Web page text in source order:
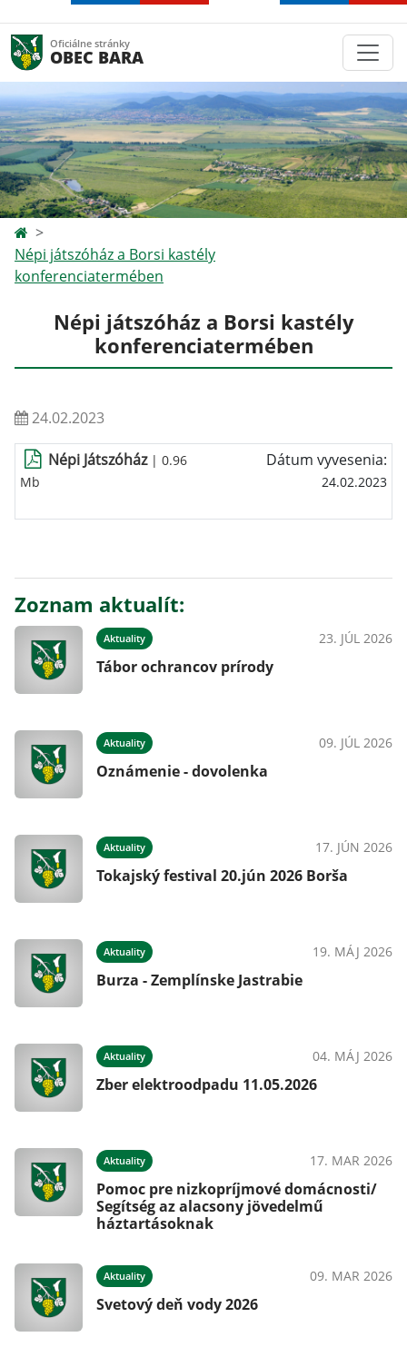
Oficiálne stránky
OBEC BARA
Népi játszóház a Borsi kastély
konferenciatermében
Népi játszóház a Borsi kastély
konferenciatermében
24.02.2023
Népi Játszóház| 0.96
Mb
Dátum vyvesenia:
24.02.2023
Zoznam aktualít:
Aktuality 23. JÚL 2026
Tábor ochrancov prírody
Aktuality 09. JÚL 2026
Oznámenie - dovolenka
Aktuality 17. JÚN 2026
Tokajský festival 20.jún 2026 Borša
Aktuality 19. MÁJ 2026
Burza - Zemplínske Jastrabie
Aktuality 04. MÁJ 2026
Zber elektroodpadu 11.05.2026
Aktuality 17. MAR 2026
Pomoc pre nizkopríjmové domácnosti/
Segítség az alacsony jövedelmű
háztartásoknak
Aktuality 09. MAR 2026
Svetový deň vody 2026